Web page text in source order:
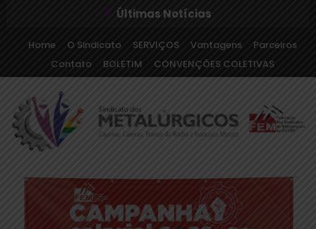
Últimas Notícias
Home O Sindicato SERVIÇOS Vantagens
Parceiros
Contato
BOLETIM CONVENÇÕES COLETIVAS
Sindicato dos
Metalúrgicos de Cajamar